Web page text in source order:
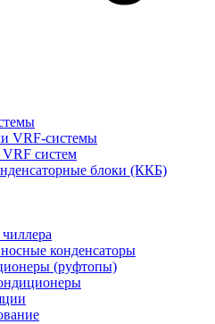
VRF-cистемы
cистем
блоки (ККБ)
конденсаторы
(руфтопы)